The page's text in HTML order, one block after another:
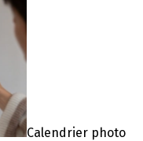
Calendrier photo